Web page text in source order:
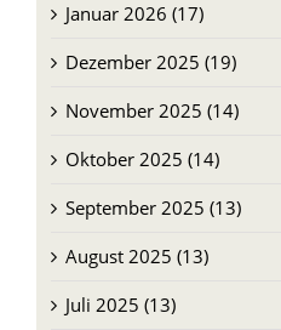
Januar 2026 (17)
Dezember 2025 (19)
November 2025 (14)
Oktober 2025 (14)
September 2025 (13)
August 2025 (13)
Juli 2025 (13)